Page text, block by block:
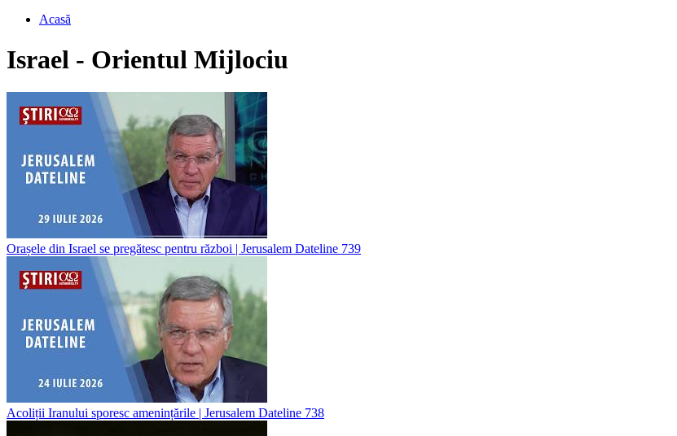
Acasă
Israel - Orientul Mijlociu
Orașele din Israel se pregătesc pentru război | Jerusalem Dateline 739
Acoliții Iranului sporesc amenințările | Jerusalem Dateline 738